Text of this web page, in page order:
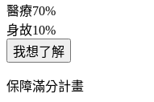
醫療70%
身故10%
我想了解
保障滿分計畫